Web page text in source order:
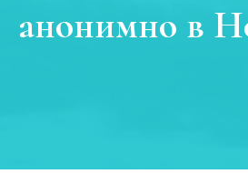
анонимно в